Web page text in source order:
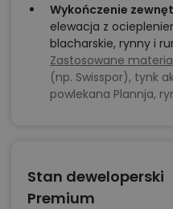
Wykończenie
elewacja z
blacharskie, rynny i
Zastosowane
(np. Swisspor), tynk
powlekana Plannja,
Stan deweloperski
Premium